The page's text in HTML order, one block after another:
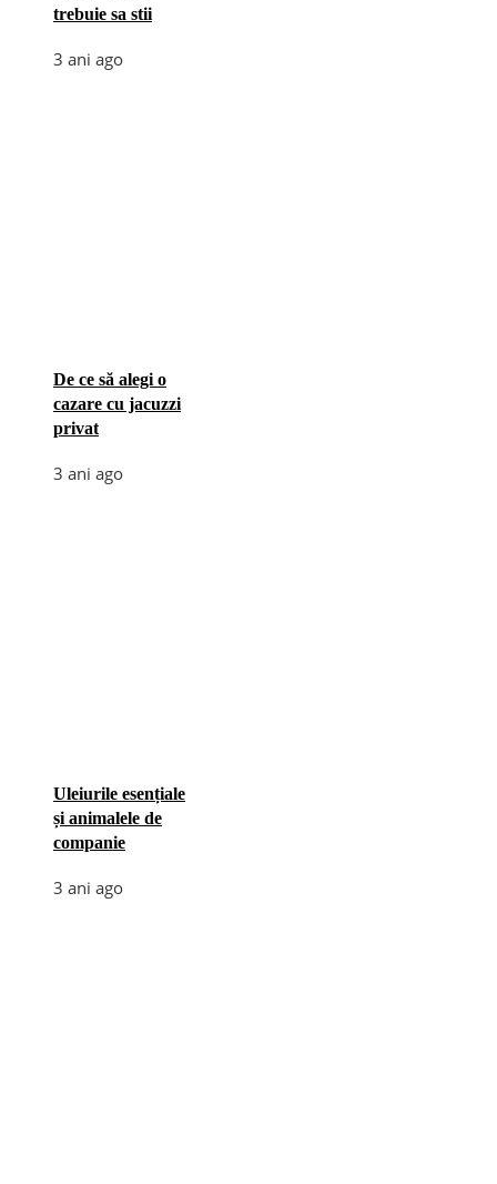
trebuie sa stii
3 ani ago
De ce să alegi o
cazare cu jacuzzi
privat
3 ani ago
Uleiurile esențiale
și animalele de
companie
3 ani ago